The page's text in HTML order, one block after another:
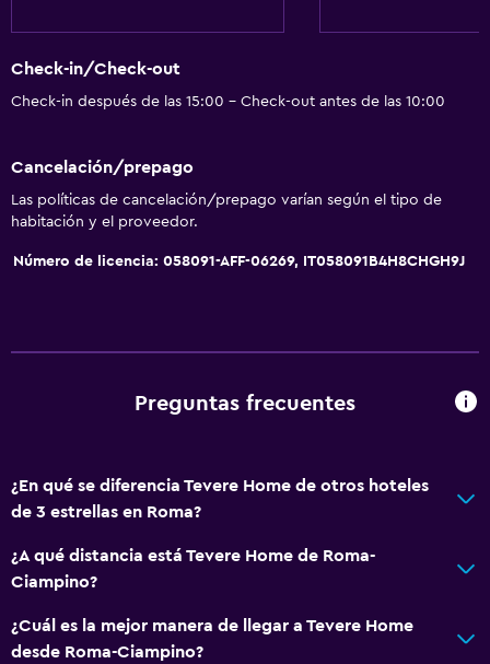
Tetera/cafetera
Nevera
Mesa de comedor
Zona de estar
Piso de parquet o madera noble
Piso de mosaico/mármol
Vista a la ciudad
Baño
Ducha
Bidé
Check-in/Check-out
Check-in después de las 15:00 - Check-out antes de las 10:00
Cancelación/prepago
Las políticas de cancelación/prepago varían según el tipo de
habitación y el proveedor.
Número de licencia: 058091-AFF-06269, IT058091B4H8CHGH9J
Preguntas frecuentes
¿En qué se diferencia Tevere Home de otros hoteles
de 3 estrellas en Roma?
¿A qué distancia está Tevere Home de Roma-
Ciampino?
¿Cuál es la mejor manera de llegar a Tevere Home
desde Roma-Ciampino?